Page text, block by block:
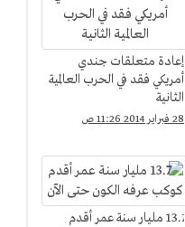
إعادة متعلقات جندي
أمريكي فقد في الحرب العالمية
الثانية
28 فبراير 2014 11:26 ص
13.7 مليار سنة عمر أقدم